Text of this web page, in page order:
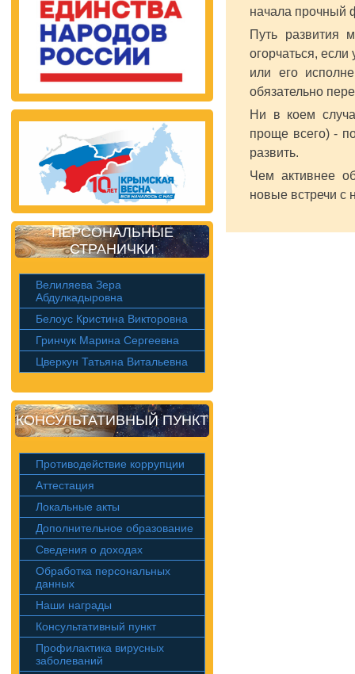
ПЕРСОНАЛЬНЫЕ
СТРАНИЧКИ
Велиляева Зера
Абдулкадыровна
Белоус Кристина Викторовна
Гринчук Марина Сергеевна
Цверкун Татьяна Витальевна
КОНСУЛЬТАТИВНЫЙ ПУНКТ
Противодействие коррупции
Аттестация
Локальные акты
Дополнительное образование
Сведения о доходах
Обработка персональных
данных
Наши награды
Консультативный пункт
Профилактика вирусных
заболеваний
начала прочный
Путь развития
огорчаться,
или его
обязательно
Ни в коем
проще всего) -
развить.
Чем активнее
новые встречи с